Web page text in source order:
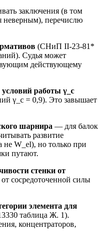
заключения (в том
неверным), перечислю
(СНиП II-23-81*
Судья может
действующему
работы γ_c
γ_c = 0,9). Это завышает
шарнира — для балок
развитие
W_el), но только при
путают.
стенки от
сосредоточенной силы
элемента для
таблица Ж. 1).
концентраторов,